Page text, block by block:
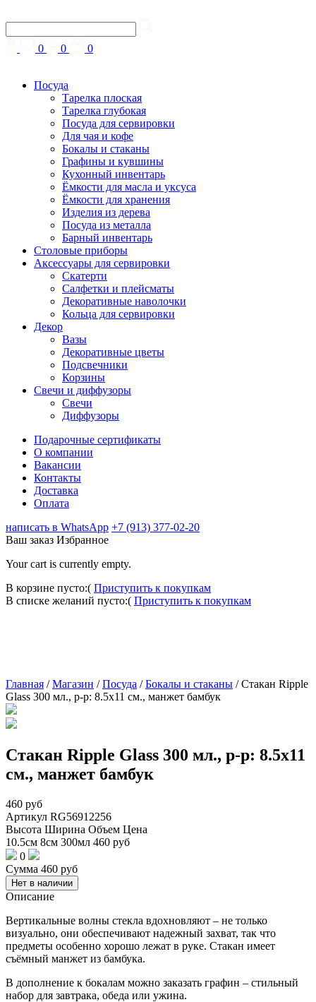
0 0 0
Посуда
Тарелка плоская
Тарелка глубокая
Посуда для сервировки
Для чая и кофе
Бокалы и стаканы
Графины и кувшины
Кухонный инвентарь
Ёмкости для масла и уксуса
Ёмкости для хранения
Изделия из дерева
Посуда из металла
Барный инвентарь
Столовые приборы
Аксессуары для сервировки
Скатерти
Cалфетки и плейсматы
Декоративные наволочки
Кольца для сервировки
Декор
Вазы
Декоративные цветы
Подсвечники
Корзины
Свечи и диффузоры
Свечи
Диффузоры
Подарочные сертификаты
О компании
Вакансии
Контакты
Доставка
Оплата
написать в WhatsApp +7 (913) 377-02-20
Ваш заказ Избранное
Your cart is currently empty.
В корзине пусто:( Приступить к покупкам
В списке желаний пусто:( Приступить к покупкам
Главная /Магазин /Посуда /Бокалы и стаканы /Стакан Ripple
Glass 300 мл., р-р: 8.5х11 см., манжет бамбук
Стакан Ripple Glass 300 мл., р-р: 8.5х11
см., манжет бамбук
460 руб
Артикул RG56912256
Высота Ширина Объем Цена
10.5см 8см 300мл 460 руб
0
Сумма 460 руб
Нет в наличии
Описание
Вертикальные волны стекла вдохновляют – не только
визуально, они обеспечивают надежный захват, так что
предметы особенно хорошо лежат в руке. Стакан имеет
съёмный манжет из бамбука.
В дополнение к бокалам можно заказать графин – стильный
набор для завтрака, обеда или ужина.